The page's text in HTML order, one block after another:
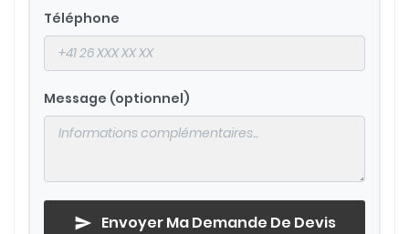
Téléphone
Message (optionnel)
send Envoyer Ma Demande De Devis